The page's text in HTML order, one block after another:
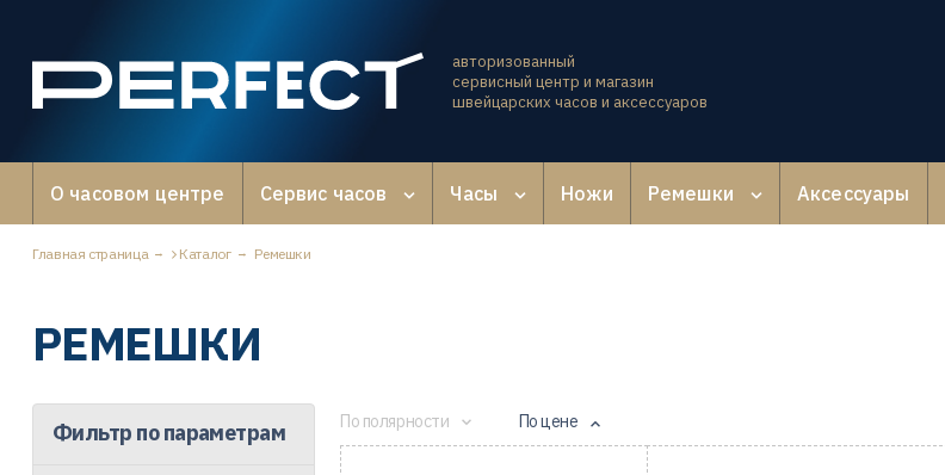
авторизованный
сервисный центр и магазин
швейцарских часов и аксессуаров
О часовом центре Сервис часов Часы Ножи Ремешки Аксессуары
Главная страница Каталог Ремешки
РЕМЕШКИ
Фильтр по параметрам По полярности По цене